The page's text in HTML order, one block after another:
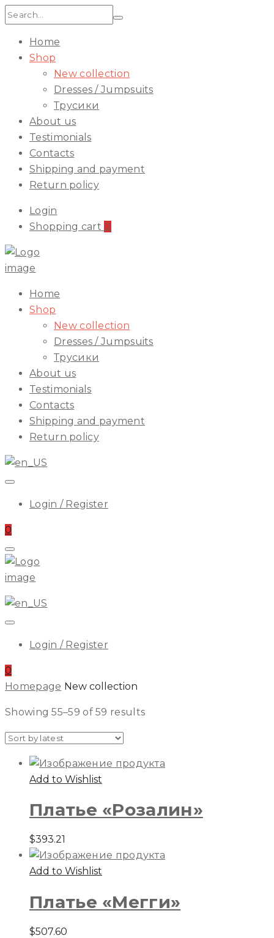
Search:
Home
Shop
New collection
Dresses / Jumpsuits
Трусики
About us
Testimonials
Contacts
Shipping and payment
Return policy
Login
Shopping cart 0
Start
Menu
Home
Shop
New collection
Dresses / Jumpsuits
Трусики
About us
Testimonials
Contacts
Shipping and payment
Return policy
Login / Register
0
Start
Menu
ILA
Login / Register
0
Homepage New collection
Toggle
Side
Showing 55–59 of 59 results
Add to Wishlist
Платье «Розалин»
$393.21
Add to Wishlist
Платье «Мегги»
$507.60